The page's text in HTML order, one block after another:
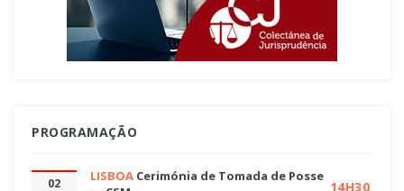
PROGRAMAÇÃO
02
LISBOA Cerimónia de Tomada de Posse
14H30